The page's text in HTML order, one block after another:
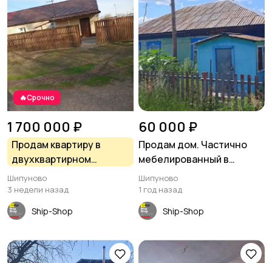
🔥Срочно
1 700 000 ₽
Продам квартиру в
двухквартирном
кирпичном доме в с.
Шипуново(Российского
сельсовета)
Шипуново
3 недели назад
Ship-Shop
60 000 ₽
Продам дом. Частично
мебелированный в
посёлке Майское утро
Шипуново
1 год назад
Ship-Shop